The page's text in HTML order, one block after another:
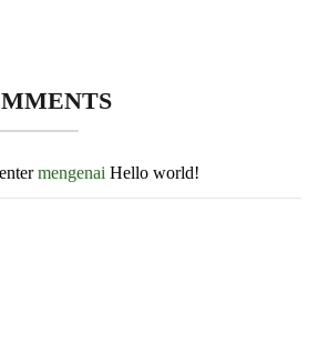
mengenai Hello world!